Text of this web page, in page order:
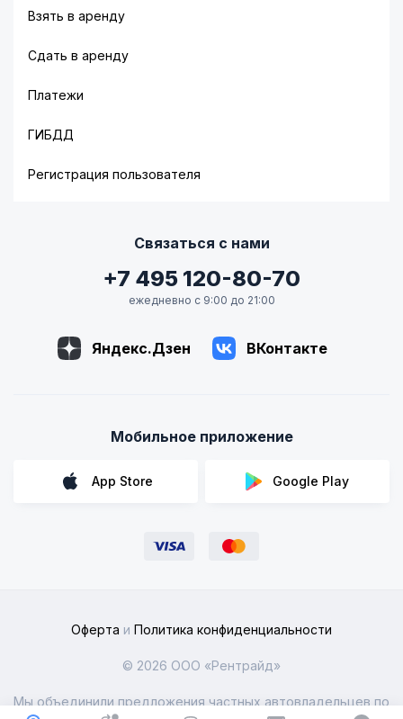
Взять в аренду
Сдать в аренду
Платежи
ГИБДД
Регистрация пользователя
Связаться с нами
+7 495 120-80-70
ежедневно с 9:00 до 21:00
Яндекс.Дзен ВКонтакте
Мобильное приложение
App Store Google Play
Оферта и Политика конфиденциальности
© 2026 ООО «Рентрайд»
Мы объединили предложения частных автовладельцев по